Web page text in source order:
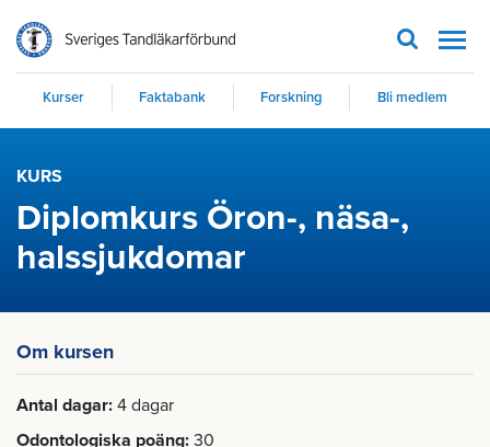
Kurser Faktabank Forskning Bli medlem
KURS
Diplomkurs Öron-, näsa-,
halssjukdomar
Om kursen
Antal dagar 4 dagar
Odontologiska poäng 30